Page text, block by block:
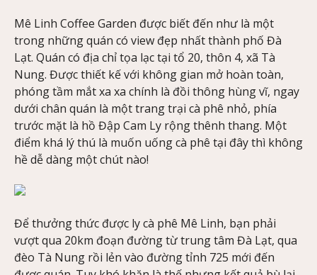
Mê Linh Coffee Garden được biết đến như là một
trong những quán có view đẹp nhất thành phố Đà
Lạt. Quán có địa chỉ tọa lạc tại tổ 20, thôn 4, xã Tà
Nung. Được thiết kế với không gian mở hoàn toàn,
phóng tầm mắt xa xa chính là đồi thông hùng vĩ, ngay
dưới chân quán là một trang trại cà phê nhỏ, phía
trước mặt là hồ Đập Cam Ly rộng thênh thang. Một
điểm khá lý thú là muốn uống cà phê tại đây thì không
hề dễ dàng một chút nào!
Để thưởng thức được ly cà phê Mê Linh, bạn phải
vượt qua 20km đoạn đường từ trung tâm Đà Lạt, qua
đèo Tà Nung rồi lẻn vào đường tỉnh 725 mới đến